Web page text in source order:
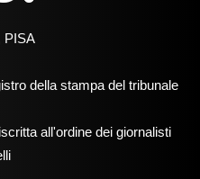
PISA
della stampa del tribunale
all'ordine dei giornalisti